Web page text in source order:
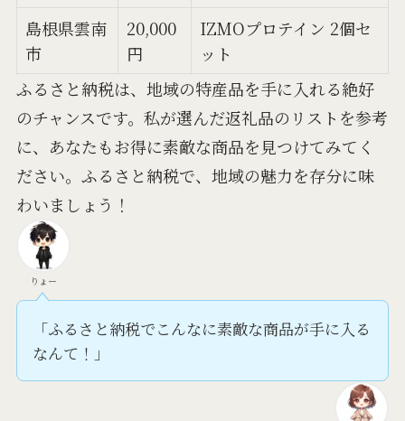
島根県雲南
市
20,000
円
IZMOプロテイン 2個セ
ット
ふるさと納税は、地域の特産品を手に入れる絶好
のチャンスです。私が選んだ返礼品のリストを参考
に、あなたもお得に素敵な商品を見つけてみてく
ださい。ふるさと納税で、地域の魅力を存分に味
わいましょう！
りょー
「ふるさと納税でこんなに素敵な商品が手に入る
なんて！」